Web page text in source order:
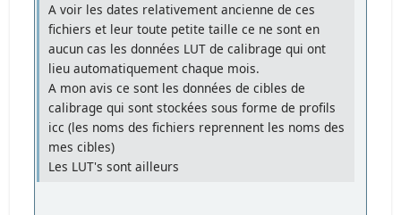
A voir les dates relativement ancienne de ces
fichiers et leur toute petite taille ce ne sont en
aucun cas les données LUT de calibrage qui ont
lieu automatiquement chaque mois.
A mon avis ce sont les données de cibles de
calibrage qui sont stockées sous forme de profils
icc (les noms des fichiers reprennent les noms des
mes cibles)
Les LUT's sont ailleurs